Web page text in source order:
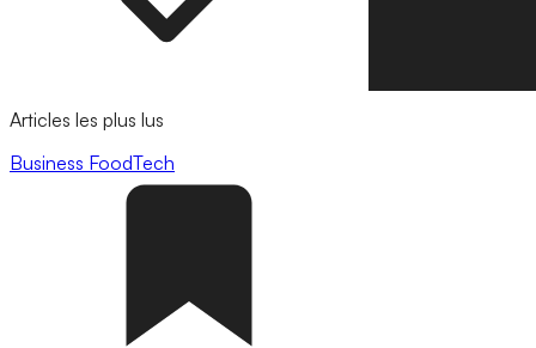
Articles les plus lus
Business FoodTech